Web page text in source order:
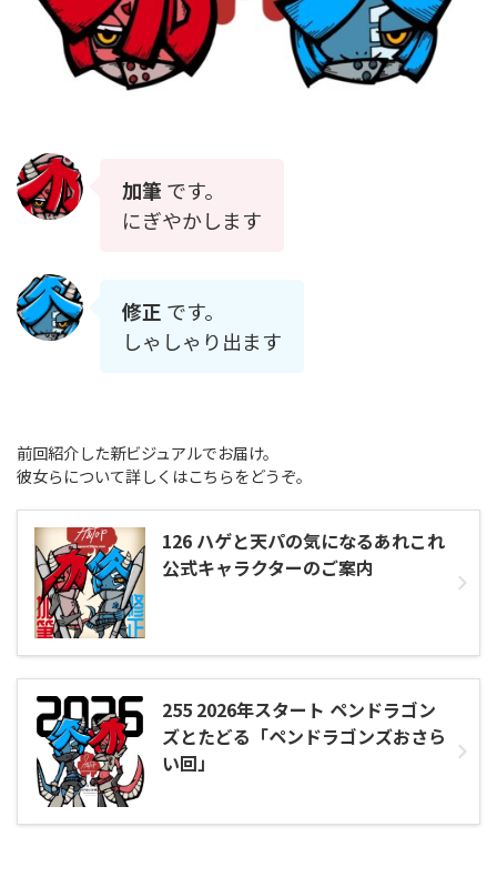
加筆 です。
にぎやかします
修正 です。
しゃしゃり出ます
前回紹介した新ビジュアルでお届け。
彼女らについて詳しくはこちらをどうぞ。
126 ハゲと天パの気になるあれこれ
公式キャラクターのご案内
255 2026年スタート ペンドラゴン
ズとたどる「ペンドラゴンズおさら
い回」